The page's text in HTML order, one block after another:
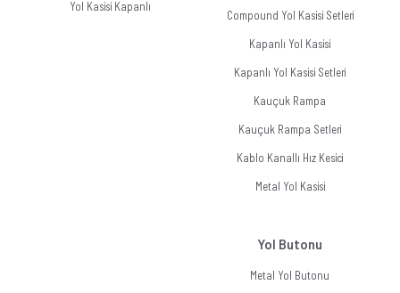
Yol Kasisi Kapanlı
Compound Yol Kasisi Setleri
Kapanlı Yol Kasisi
Kapanlı Yol Kasisi Setleri
Kauçuk Rampa
Kauçuk Rampa Setleri
Kablo Kanallı Hız Kesici
Metal Yol Kasisi
Yol Butonu
Metal Yol Butonu